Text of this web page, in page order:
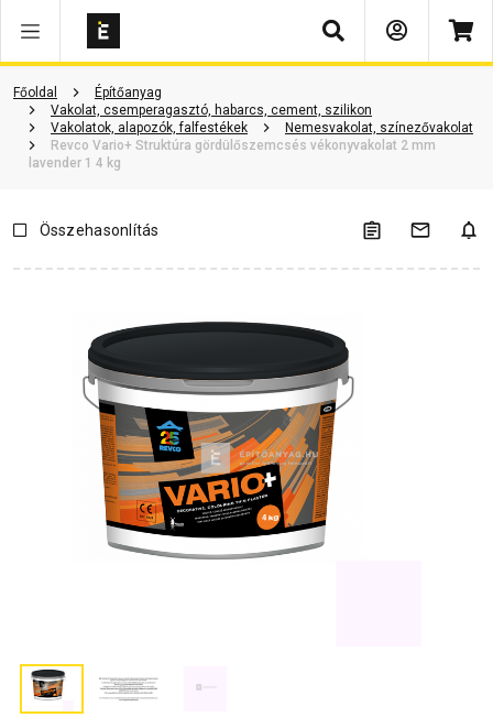
Keresés
Főoldal
Építőanyag
Vakolat, csemperagasztó, habarcs, cement, szilikon
Vakolatok, alapozók, falfestékek
Nemesvakolat, színezővakolat
Revco Vario+ Struktúra gördülőszemcsés vékonyvakolat 2 mm
lavender 1 4 kg
Vásárlói vélemények Kérdések és válaszok Kapcsolódó cikkek
Összehasonlítás